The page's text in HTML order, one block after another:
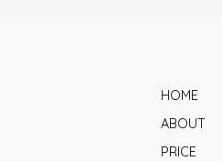
HOME
ABOUT
PRICE